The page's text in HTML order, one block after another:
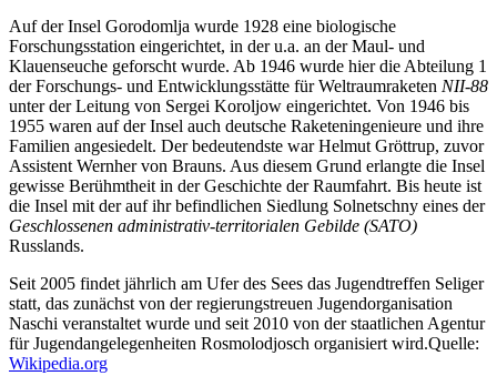
Auf der Insel Gorodomlja wurde 1928 eine biologische
Forschungsstation eingerichtet, in der u.a. an der Maul- und
Klauenseuche geforscht wurde. Ab 1946 wurde hier die Abteilung 1
der Forschungs- und Entwicklungsstätte für Weltraumraketen NII-88
unter der Leitung von Sergei Koroljow eingerichtet. Von 1946 bis
1955 waren auf der Insel auch deutsche Raketeningenieure und ihre
Familien angesiedelt. Der bedeutendste war Helmut Gröttrup, zuvor
Assistent Wernher von Brauns. Aus diesem Grund erlangte die Insel
gewisse Berühmtheit in der Geschichte der Raumfahrt. Bis heute ist
die Insel mit der auf ihr befindlichen Siedlung Solnetschny eines der
Geschlossenen administrativ-territorialen Gebilde (SATO)
Russlands.
Seit 2005 findet jährlich am Ufer des Sees das Jugendtreffen Seliger
statt, das zunächst von der regierungstreuen Jugendorganisation
Naschi veranstaltet wurde und seit 2010 von der staatlichen Agentur
für Jugendangelegenheiten Rosmolodjosch organisiert wird.Quelle:
Wikipedia.org